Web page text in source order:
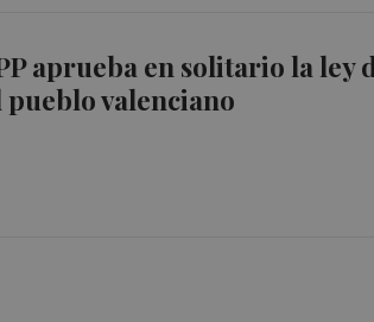
aprueba en solitario la ley
pueblo valenciano